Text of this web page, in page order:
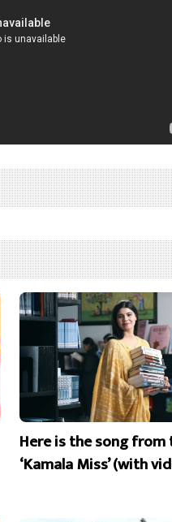
Here is the song from
‘Kamala Miss’ (with